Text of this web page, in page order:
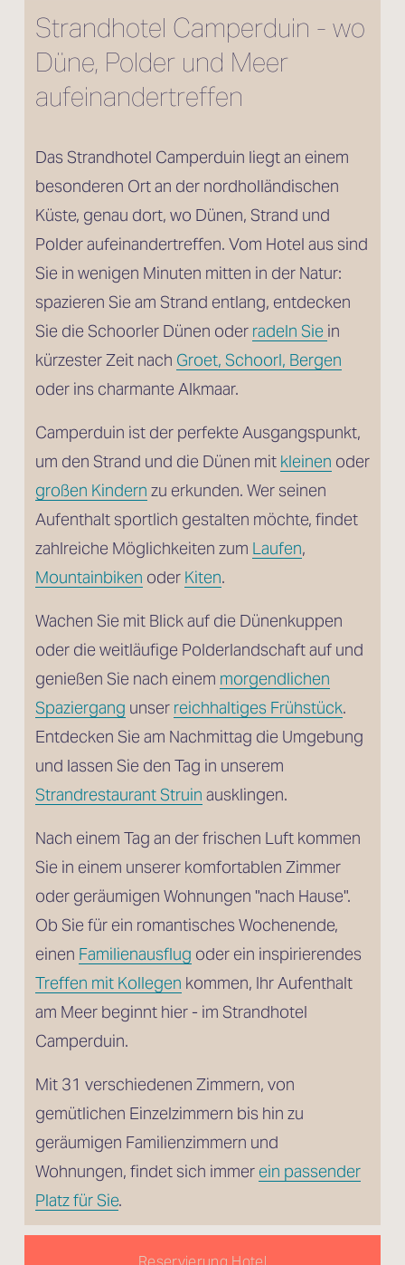
Strandhotel Camperduin - wo
Düne, Polder und Meer
aufeinandertreffen
Das Strandhotel Camperduin liegt an einem
besonderen Ort an der nordholländischen
Küste, genau dort, wo Dünen, Strand und
Polder aufeinandertreffen. Vom Hotel aus sind
Sie in wenigen Minuten mitten in der Natur:
spazieren Sie am Strand entlang, entdecken
Sie die Schoorler Dünen oder radeln Sie in
kürzester Zeit nach Groet, Schoorl, Bergen
oder ins charmante Alkmaar.
Camperduin ist der perfekte Ausgangspunkt,
um den Strand und die Dünen mit kleinen oder
großen Kindern zu erkunden. Wer seinen
Aufenthalt sportlich gestalten möchte, findet
zahlreiche Möglichkeiten zum Laufen
Mountainbiken oder Kiten.
Wachen Sie mit Blick auf die Dünenkuppen
oder die weitläufige Polderlandschaft auf und
genießen Sie nach einem morgendlichen
Spaziergang unser reichhaltiges Frühstück.
Entdecken Sie am Nachmittag die Umgebung
Strandrestaurant Struin ausklingen.
Nach einem Tag an der frischen Luft kommen
Sie in einem unserer komfortablen Zimmer
oder geräumigen Wohnungen "nach Hause".
Ob Sie für ein romantisches Wochenende,
einen Familienausflug
Treffen mit Kollegen kommen, Ihr Aufenthalt
am Meer beginnt hier - im Strandhotel
Camperduin.
Mit 31 verschiedenen Zimmern, von
gemütlichen Einzelzimmern bis hin zu
geräumigen Familienzimmern und
Wohnungen, findet sich immer ein passender
Platz für Sie.